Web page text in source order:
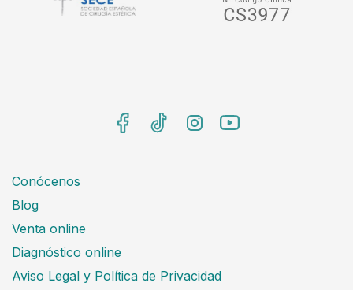
Conócenos
Blog
Venta online
Diagnóstico online
Aviso Legal y Política de Privacidad